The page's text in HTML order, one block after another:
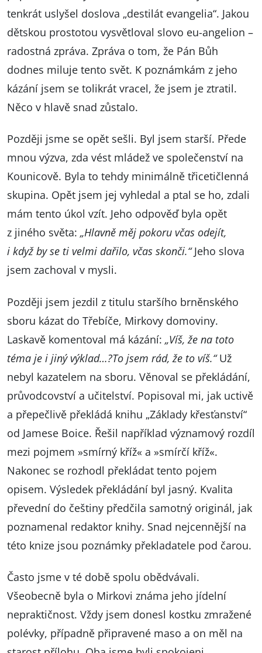
tenkrát uslyšel doslova „destilát evangelia“. Jakou
dětskou prostotou vysvětloval slovo eu-angelion –
radostná zpráva. Zpráva o tom, že Pán Bůh
dodnes miluje tento svět. K poznámkám z jeho
kázání jsem se tolikrát vracel, že jsem je ztratil.
Něco v hlavě snad zůstalo.
Později jsme se opět sešli. Byl jsem starší. Přede
mnou výzva, zda vést mládež ve společenství na
Kounicově. Byla to tehdy minimálně třicetičlenná
skupina. Opět jsem jej vyhledal a ptal se ho, zdali
mám tento úkol vzít. Jeho odpověď byla opět
z jiného světa: „Hlavně měj pokoru včas odejít,
i když by se ti velmi dařilo, včas skonči.“Jeho slova
jsem zachoval v mysli.
Později jsem jezdil z titulu staršího brněnského
sboru kázat do Třebíče, Mirkovy domoviny.
Laskavě komentoval má kázání: „Víš, že na toto
téma je i jiný výklad…?To jsem rád, že to víš.“Už
nebyl kazatelem na sboru. Věnoval se překládání,
průvodcovství a učitelství. Popisoval mi, jak uctivě
a přepečlivě překládá knihu „Základy křesťanství“
od Jamese Boice. Řešil například významový rozdíl
mezi pojmem »smírný kříž« a »smírčí kříž«.
Nakonec se rozhodl překládat tento pojem
opisem. Výsledek překládání byl jasný. Kvalita
převední do češtiny předčila samotný originál, jak
poznamenal redaktor knihy. Snad nejcennější na
této knize jsou poznámky překladatele pod čarou.
Často jsme v té době spolu obědvávali.
Všeobecně byla o Mirkovi známa jeho jídelní
nepraktičnost. Vždy jsem donesl kostku zmražené
polévky, případně připravené maso a on měl na